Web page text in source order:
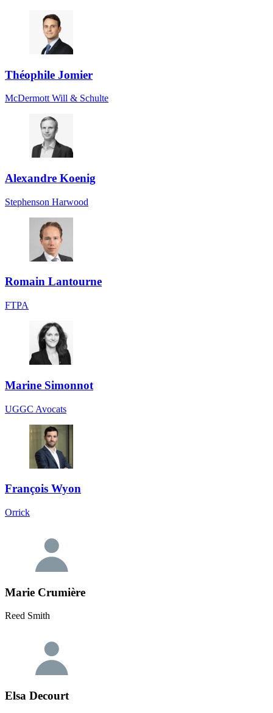
Théophile Jomier
McDermott Will & Schulte
Alexandre Koenig
Stephenson Harwood
Romain Lantourne
FTPA
Marine Simonnot
UGGC Avocats
François Wyon
Orrick
Marie Crumière
Reed Smith
Elsa Decourt